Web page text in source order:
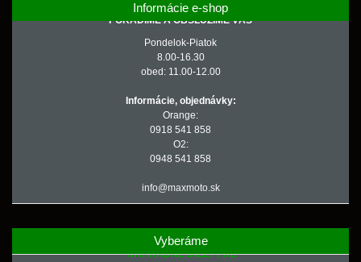
Informácie e-shop
PORADÍME A OBSLÚŽIME VÁS
Pondelok-Piatok
8.00-16.30
obed: 11.00-12.00
Informácie, objednávky:
Orange:
0918 541 858
O2:
0948 541 858
info@maxmoto.sk
Vyberáme
NÁHRADNÉ DIELY PRE